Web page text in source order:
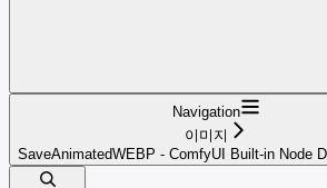
Navigation
이미지
SaveAnimatedWEBP - ComfyUI Built-in Node